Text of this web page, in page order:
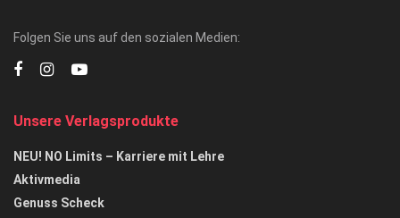
Folgen Sie uns auf den sozialen Medien:
Unsere Verlagsprodukte
NEU! NO Limits – Karriere mit Lehre
Aktivmedia
Genuss Scheck